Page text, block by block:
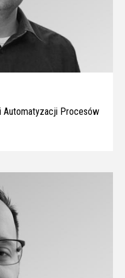
Automatyzacji Procesów